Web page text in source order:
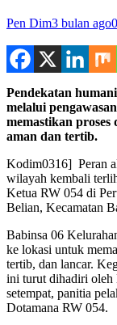
Pen Dim3 bulan ago0
Pendekatan
melalui
memastikan
aman dan tertib.
Kodim0316] Peran
wilayah kembali
Ketua RW 054 di
Belian, Kecamatan
Babinsa 06
ke lokasi untuk
tertib, dan lancar.
ini turut dihadiri oleh
setempat, panitia
Dotamana RW 054.